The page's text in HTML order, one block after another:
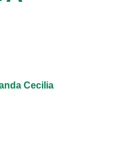
Cecilia